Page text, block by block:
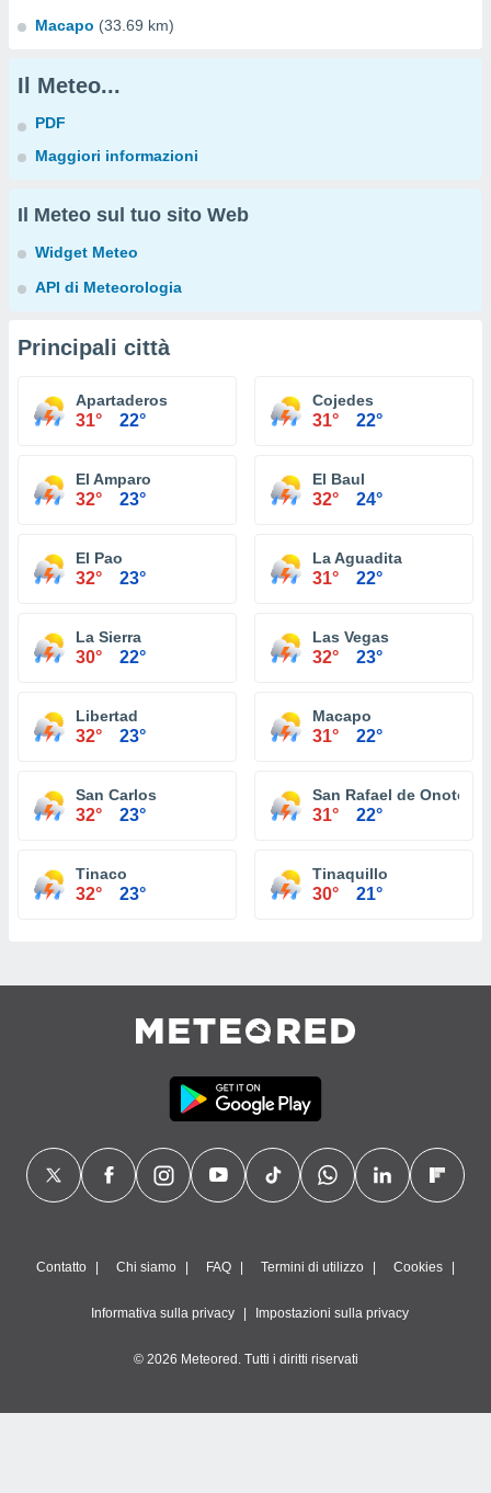
Macapo (33.69 km)
Il Meteo...
PDF
Maggiori informazioni
Il Meteo sul tuo sito Web
Widget Meteo
API di Meteorologia
Principali città
Apartaderos
31° 22°
Cojedes
31° 22°
El Amparo
32° 23°
El Baul
32° 24°
El Pao
32° 23°
La Aguadita
31° 22°
La Sierra
30° 22°
Las Vegas
32° 23°
Libertad
32° 23°
Macapo
31° 22°
San Carlos
32° 23°
San Rafael de Onoto
31° 22°
Tinaco
32° 23°
Tinaquillo
30° 21°
Contatto Chi siamo FAQ Termini di utilizzo Cookies
Informativa sulla privacy Impostazioni sulla privacy
© 2026 Meteored. Tutti i diritti riservati